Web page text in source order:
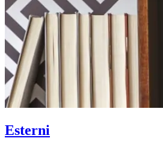
Esterni